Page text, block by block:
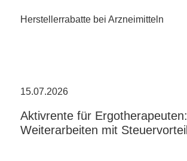
Herstellerrabatte bei Arzneimitteln
15.07.2026
Aktivrente für Ergotherapeuten:
Weiterarbeiten mit Steuervorteil